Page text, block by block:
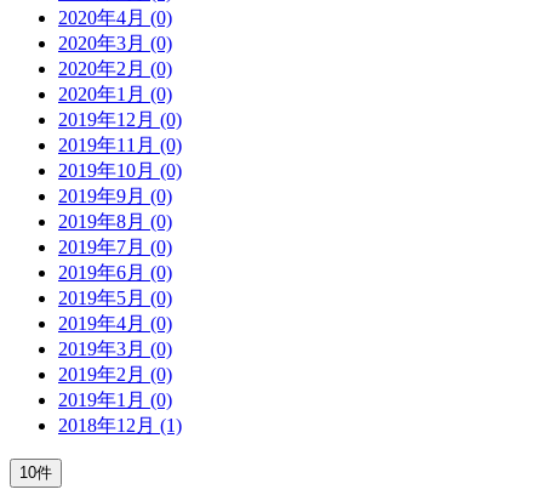
2020年4月 (0)
2020年3月 (0)
2020年2月 (0)
2020年1月 (0)
2019年12月 (0)
2019年11月 (0)
2019年10月 (0)
2019年9月 (0)
2019年8月 (0)
2019年7月 (0)
2019年6月 (0)
2019年5月 (0)
2019年4月 (0)
2019年3月 (0)
2019年2月 (0)
2019年1月 (0)
2018年12月 (1)
10件